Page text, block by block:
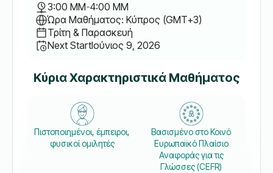
3:00 ΜΜ-4:00 ΜΜ
Ώρα Μαθήματος: Κύπρος (GMT+3)
Τρίτη & Παρασκευή
Next StartΙούνιος 9, 2026
Κύρια Χαρακτηριστικά Μαθήματος
Πιστοποιημένοι, έμπειροι,
φυσικοί ομιλητές
Βασισμένο στο Κοινό
Ευρωπαϊκό Πλαίσιο
Αναφοράς για τις
Γλώσσες (CEFR)